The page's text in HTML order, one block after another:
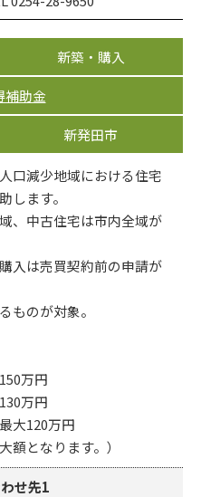
新築・購入
補助金
新発田市
口減少地域における住宅
します。
、中古住宅は市内全域が
入は売買契約前の申請が
ものが対象。
万円
万円
大120万円
額となります。）
せ先1